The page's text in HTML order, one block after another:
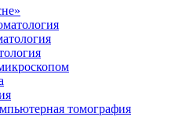
томография